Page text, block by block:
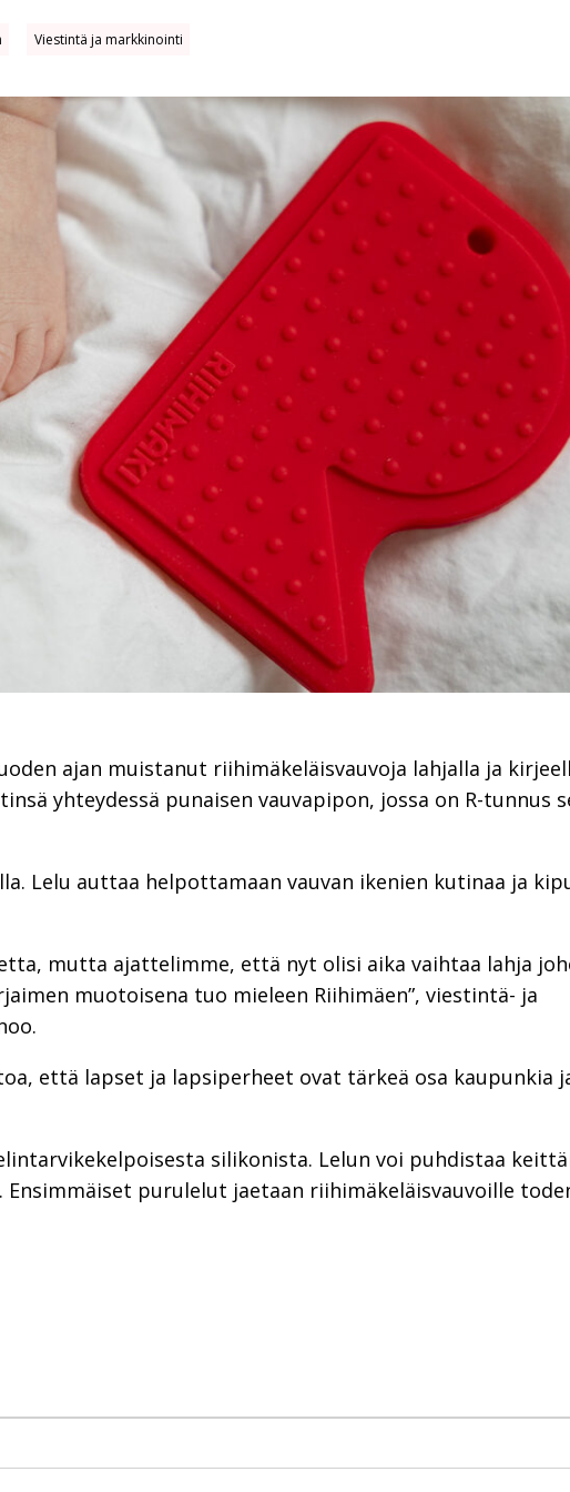
Viestintä ja markkinointi
ajan muistanut riihimäkeläisvauvoja lahjalla ja
yhteydessä punaisen vauvapipon, jossa on R-tunnus
Lelu auttaa helpottamaan vauvan ikenien kutinaa ja
mutta ajattelimme, että nyt olisi aika vaihtaa lahja
muotoisena tuo mieleen Riihimäen”, viestintä- ja
että lapset ja lapsiperheet ovat tärkeä osa kaupunkia
silikonista. Lelun voi puhdistaa
Ensimmäiset purulelut jaetaan riihimäkeläisvauvoille